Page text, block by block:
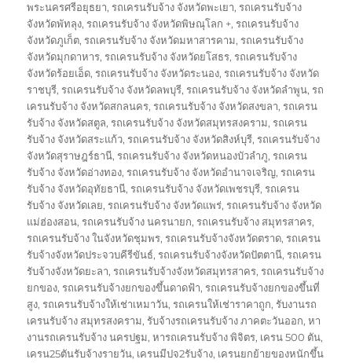
พระนครศรีอยุธยา,รถเครนรับจ้าง จังหวัดพะเยา,รถเครนรับจ้าง
จังหวัดพัทลุง,รถเครนรับจ้าง จังหวัดพิษณุโลก +,รถเครนรับจ้าง
จังหวัดภูเก็ต,รถเครนรับจ้าง จังหวัดมหาสารคาม,รถเครนรับจ้าง
จังหวัดมุกดาหาร,รถเครนรับจ้าง จังหวัดยโสธร,รถเครนรับจ้าง
จังหวัดร้อยเอ็ด,รถเครนรับจ้าง จังหวัดระนอง,รถเครนรับจ้าง จังหวัด
ราชบุรี,รถเครนรับจ้าง จังหวัดลพบุรี,รถเครนรับจ้าง จังหวัดลำพูน,รถ
เครนรับจ้าง จังหวัดสกลนคร,รถเครนรับจ้าง จังหวัดสงขลา,รถเครน
รับจ้าง จังหวัดสตูล,รถเครนรับจ้าง จังหวัดสมุทรสงคราม,รถเครน
รับจ้าง จังหวัดสระแก้ว,รถเครนรับจ้าง จังหวัดสิงห์บุรี,รถเครนรับจ้าง
จังหวัดสุราษฎร์ธานี,รถเครนรับจ้าง จังหวัดหนองบัวลำภู,รถเครน
รับจ้าง จังหวัดอ่างทอง,รถเครนรับจ้าง จังหวัดอำนาจเจริญ,รถเครน
รับจ้าง จังหวัดอุทัยธานี,รถเครนรับจ้าง จังหวัดเพชรบุรี,รถเครน
รับจ้าง จังหวัดเลย,รถเครนรับจ้าง จังหวัดแพร่,รถเครนรับจ้าง จังหวัด
แม่ฮ่องสอน,รถเครนรับจ้าง นครนายก,รถเครนรับจ้าง สมุทรสาคร,
รถเครนรับจ้าง ในจังหวัดชุมพร,รถเครนรับจ้างจังหวัดตราด,รถเครน
รับจ้างจังหวัดประจวบคีรีขันธ์,รถเครนรับจ้างจังหวัดปัตตานี,รถเครน
รับจ้างจังหวัดยะลา,รถเครนรับจ้างจังหวัดสมุทรสาคร,รถเครนรับจ้าง
ยกของ,รถเครนรับจ้างยกของขึ้นดาดฟ้า,รถเครนรับจ้างยกของขึ้นที่
สูง,รถเครนรับจ้างให้เช่าเหมาวัน,รถเครนให้เช่าราคาถูก,รับงานรถ
เครนรับจ้าง สมุทรสงคราม,รับจ้างรถเครนรับจ้าง ภาคตะวันออก,หา
งานรถเครนรับจ้าง นครปฐม,หารถเครนรับจ้าง พิจิตร, เครน 500 ตัน,
เครน25ตันรับจ้างรายวัน, เครนมีปจ2รับจ้าง, เครนยกย้ายของหนักขึ้น